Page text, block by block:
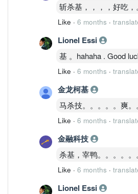
斩杀基，，，，好吃，。
Like · 6 months ·
Lionel Essi
基 。hahaha . Good
Like · 6 months ·
金龙柯基
马杀技。。。。。爽。
Like · 6 months ·
金融科技
杀基，宰鸭。。。。。
Like · 6 months ·
Lionel Essi